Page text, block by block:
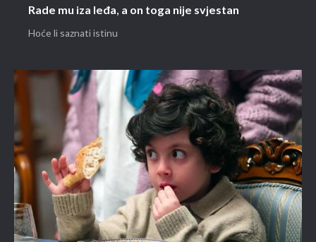
Rade mu iza leđa, a on toga nije svjestan
Hoće li saznati istinu